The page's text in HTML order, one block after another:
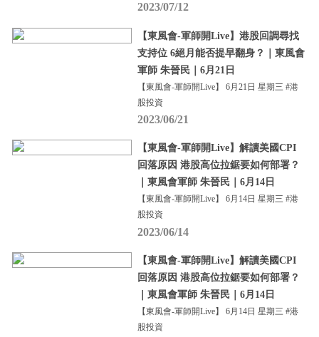
2023/07/12
【東風會-軍師開Live】港股回調尋找
支持位 6絕月能否提早翻身？｜東風會
軍師 朱晉民｜6月21日
【東風會-軍師開Live】 6月21日 星期三 #港
股投資
2023/06/21
【東風會-軍師開Live】解讀美國CPI
回落原因 港股高位拉鋸要如何部署？
｜東風會軍師 朱晉民｜6月14日
【東風會-軍師開Live】 6月14日 星期三 #港
股投資
2023/06/14
【東風會-軍師開Live】解讀美國CPI
回落原因 港股高位拉鋸要如何部署？
｜東風會軍師 朱晉民｜6月14日
【東風會-軍師開Live】 6月14日 星期三 #港
股投資